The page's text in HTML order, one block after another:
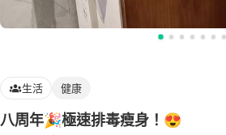
生活 健康
八周年🎉極速排毒瘦身！😍